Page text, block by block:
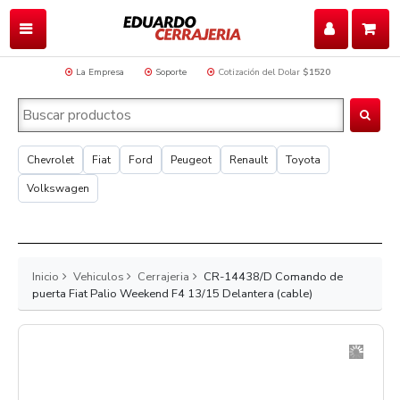
La Empresa Soporte Cotización del Dolar $1520
Chevrolet Fiat Ford Peugeot Renault
Toyota
Volkswagen
Inicio Vehiculos Cerrajeria
CR-14438/D Comando de
puerta Fiat Palio Weekend F4 13/15 Delantera (cable)